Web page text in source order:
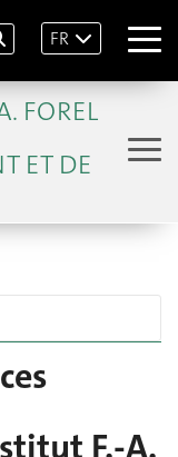
FR
FOREL
ET DE
F.-A.